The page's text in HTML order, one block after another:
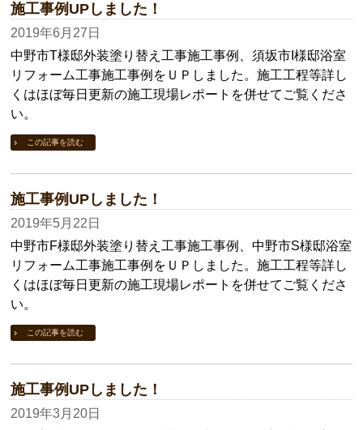
施工事例UPしました！
2019年6月27日
中野市T様邸外装塗り替え工事施工事例、須坂市I様邸浴室
リフォーム工事施工事例をＵＰしました。施工工程等詳し
くはほぼ毎日更新の施工現場レポートを併せてご覧くださ
い。
この記事を読む
施工事例UPしました！
2019年5月22日
中野市F様邸外装塗り替え工事施工事例、中野市S様邸浴室
リフォーム工事施工事例をＵＰしました。施工工程等詳し
くはほぼ毎日更新の施工現場レポートを併せてご覧くださ
い。
この記事を読む
施工事例UPしました！
2019年3月20日